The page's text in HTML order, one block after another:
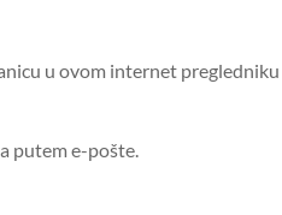
u ovom internet
putem e-pošte.